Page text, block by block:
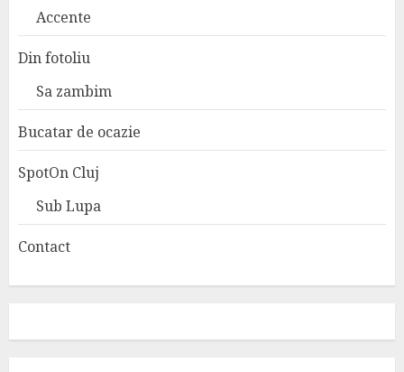
Accente
Din fotoliu
Sa zambim
Bucatar de ocazie
SpotOn Cluj
Sub Lupa
Contact